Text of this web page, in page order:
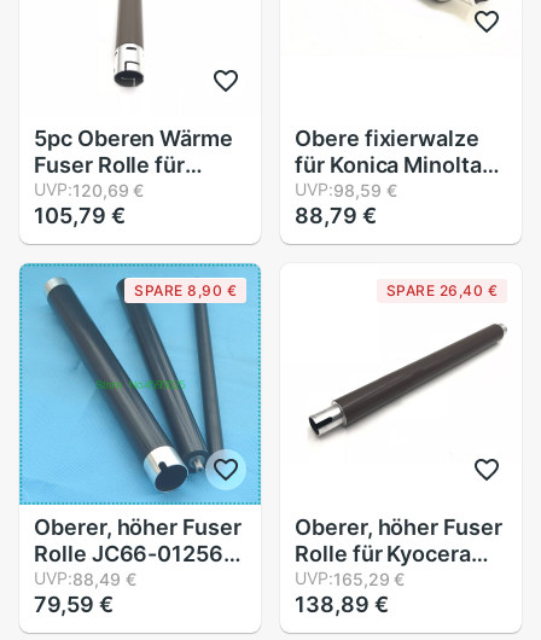
5pc Oberen Wärme
Fuser Rolle für
Bruder DCP7055
7060 7065 HL2220
2230 2240 2250
2270 2275 2280
2130 2132 2135
2242 MFC7240
7360
UVP:120,69 €
105,79 €
Obere fixierwalze
für Konica Minolta
BH600 750 601 751
UVP:98,59 €
88,79 €
SPARE 8,90 €
Oberer, höher Fuser
Rolle JC66-01256B
Für Samsung
ML2850 ML2851
SCX4824 SCX4828
UVP:88,49 €
79,59 €
SPARE 26,40 €
Oberer, höher Fuser
Rolle für Kyocera
TASKalfa 306 306ci
Heißer/Heizung
Rolle
UVP:165,29 €
138,89 €